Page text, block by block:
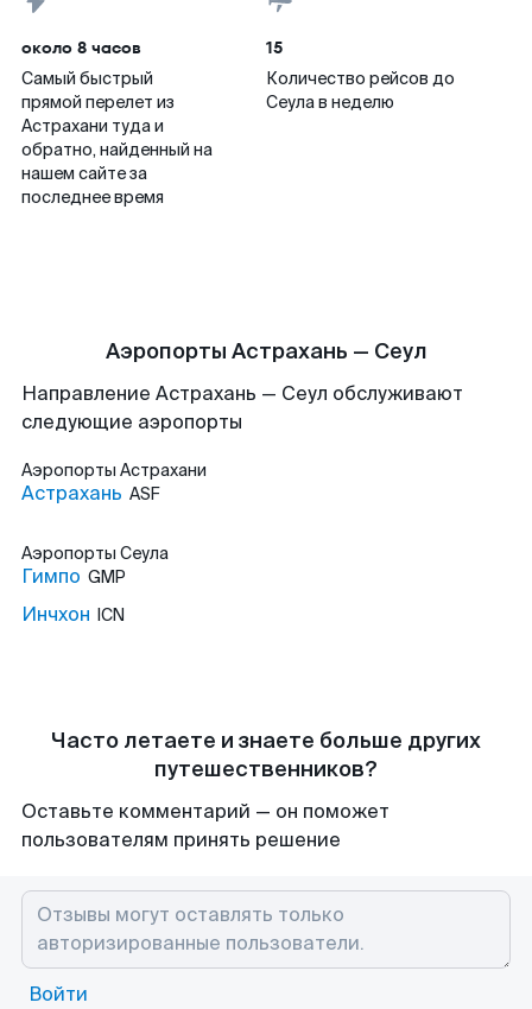
около 8 часов
Самый быстрый
прямой перелет из
Астрахани туда и
обратно, найденный на
нашем сайте за
последнее время
15
Количество рейсов до
Сеула в неделю
Аэропорты Астрахань — Сеул
Направление Астрахань — Сеул обслуживают
следующие аэропорты
Аэропорты Астрахани
Астрахань ASF
Аэропорты Сеула
Гимпо GMP
Инчхон ICN
Часто летаете и знаете больше других
путешественников?
Оставьте комментарий — он поможет
пользователям принять решение
Войти